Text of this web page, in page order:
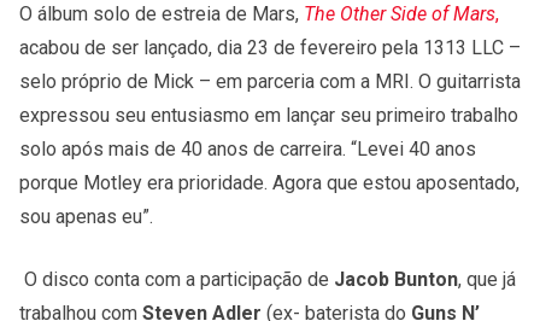
O álbum solo de estreia de Mars, The Other Side of Mars,
acabou de ser lançado, dia 23 de fevereiro pela 1313 LLC –
selo próprio de Mick – em parceria com a MRI. O guitarrista
expressou seu entusiasmo em lançar seu primeiro trabalho
solo após mais de 40 anos de carreira. “Levei 40 anos
porque Motley era prioridade. Agora que estou aposentado,
sou apenas eu”.
O disco conta com a participação de Jacob Bunton, que já
trabalhou com Steven Adler (ex- baterista do Guns N’